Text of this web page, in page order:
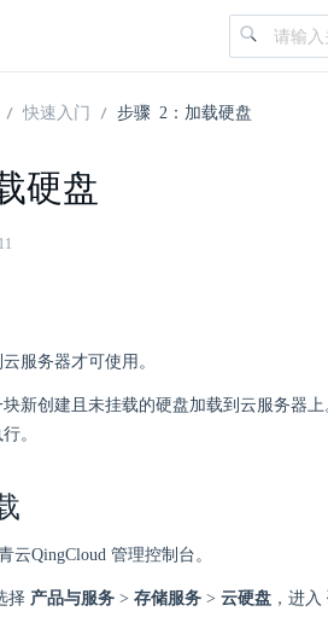
快速入门 步骤 2：加载硬盘
硬盘
服务器才可使用。
新创建且未挂载的硬盘加载到云服务器
。
云QingCloud 管理控制台。
择 产品与服务 > 存储服务 > 云硬盘 ，进入